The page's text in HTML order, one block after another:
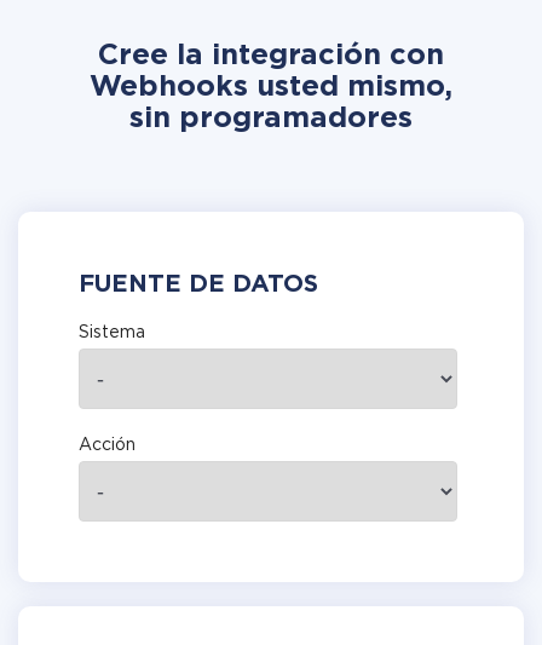
Cree la integración con
Webhooks usted mismo,
sin programadores
FUENTE DE DATOS
Sistema
Acción